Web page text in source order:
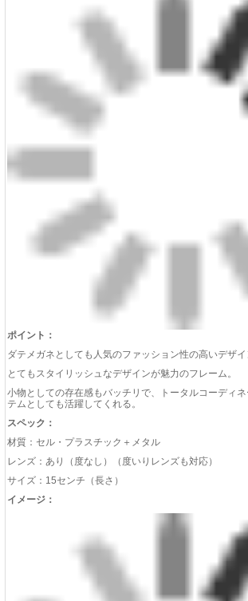
ダテメガネとしても人気のファッション性の高いデザイ
とてもスタイリッシュなデザインが魅力のフレーム。
小物としての存在感もバッチリで、トータルコーディネ
レンズ：あり（度なし）（度いりレンズも対応）
サイズ：15センチ（長さ）
イメージ：